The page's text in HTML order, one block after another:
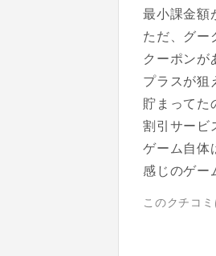
最小課金額
ただ、グー
クーポンが
プラスが狙
貯まってた
割引サービ
ゲーム自体
感じのゲー
このクチコ